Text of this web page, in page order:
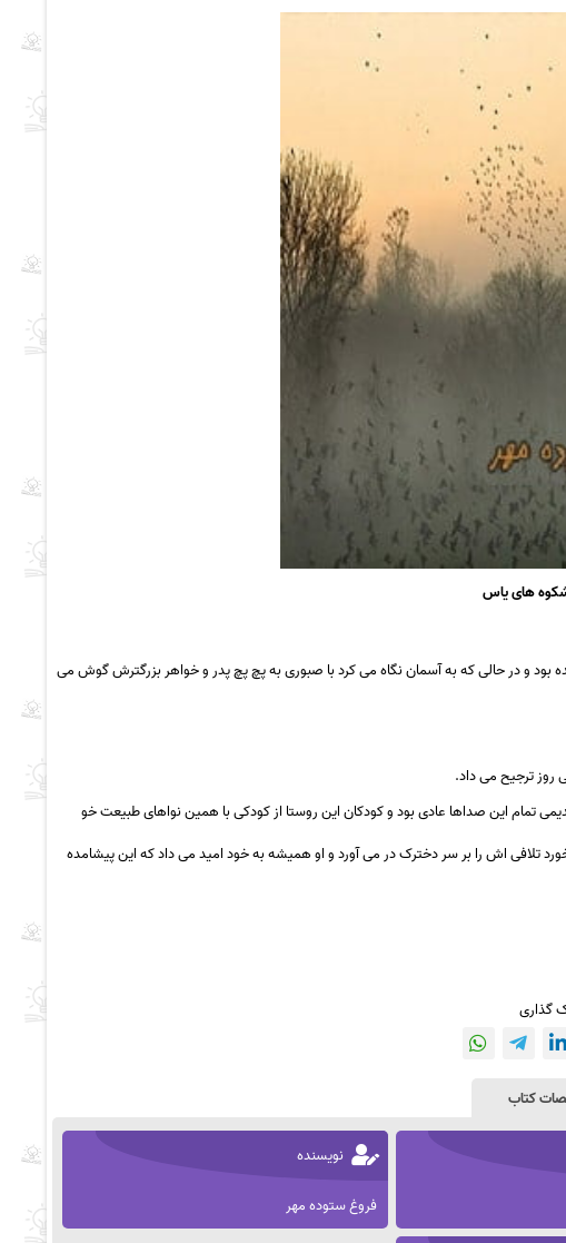
شکوه های یاس
بود و در حالی که به آسمان نگاه می کرد با صبوری به پچ پچ پدر و خواهر بزرگترش گوش می
ترجیح می داد.
تمام این صداها عادی بود و کودکان این روستا از کودکی با همین نواهای طبیعت خو
تلافی اش را بر سر دخترک در می آورد و او همیشه به خود امید می داد که این پیشامده
گذاری
کتاب
نویسنده
فروغ ستوده مهر